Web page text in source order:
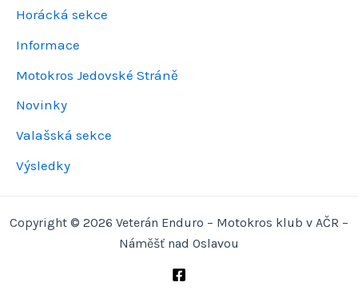
Horácká sekce
Informace
Motokros Jedovské Stráně
Novinky
Valašská sekce
Výsledky
Copyright © 2026 Veterán Enduro – Motokros klub v AČR –
Náměšť nad Oslavou